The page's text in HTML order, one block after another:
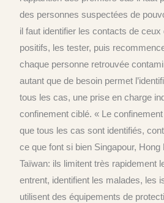
des personnes suspectées de
il faut identifier les contacts de
positifs, les tester, puis
chaque personne retrouvée
autant que de besoin permet
tous les cas, une prise en charge
confinement ciblé. « Le
que tous les cas sont identifiés,
ce que font si bien Singapour, Hong
Taïwan: ils limitent très rapidement
entrent, identifient les malades, les
utilisent des équipements de